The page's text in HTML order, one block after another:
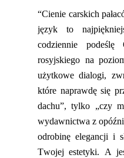
“Cienie carskich
język to
codziennie
rosyjskiego na
użytkowe dialogi,
które naprawdę się
dachu”, tylko „czy
wydawnictwa z
odrobinę elegancji i
Twojej estetyki. A